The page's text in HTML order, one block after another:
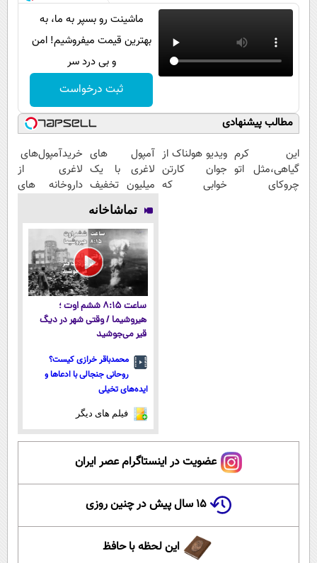
ماشینت رو بسپر به ما، به
بهترین قیمت میفروشیم! امن
و بی درد سر
ثبت درخواست
مطالب پیشنهادی
این کرم
گیاهی،مثل اتو
چروکای
ویدیو هولناک از
جوان کارتن
خوابی که
آمپول های
لاغری با یک
میلیون تخفیف
| ارسال از
داروخانه های
معتبر
خریدآمپول‌های
لاغری از
داروخانه های
پک یخ!
تماشاخانه
ساعت ۸:۱۵ ششم اوت ؛
هیروشیما / وقتی شهر در دیگ
قیر می‌جوشید
محمدباقر خرازی کیست؟
روحانی جنجالی با ادعاها و
ایده‌های تخیلی
فیلم های دیگر
عضویت در اینستاگرام عصر ایران
۱۵ سال پیش در چنین روزی
این لحظه با حافظ